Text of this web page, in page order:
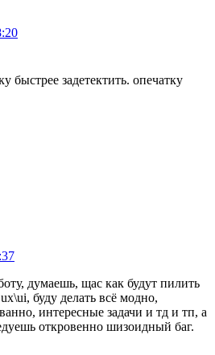
быстрее задетектить. опечатку
думаешь, щас как будут пилить
буду делать всё модно,
интересные задачи и тд и тп, а
откровенно шизоидный баг.